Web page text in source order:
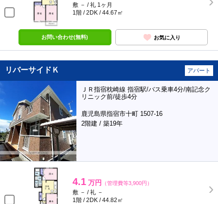
敷 － / 礼 1ヶ月
1階 / 2DK / 44.67㎡
お問い合わせ(無料) お気に入り
リバーサイドＫ アパート
ＪＲ指宿枕崎線 指宿駅/バス乗車4分/南記念ク
リニック前/徒歩4分
鹿児島県指宿市十町 1507-16
2階建 / 築19年
4.1 万円 （管理費等3,900円）
敷 － / 礼 －
1階 / 2DK / 44.82㎡